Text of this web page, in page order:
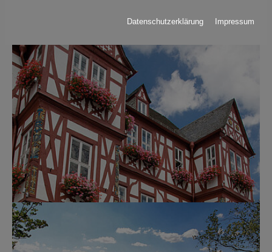
Datenschutzerklärung Impressum
Show larger version for: